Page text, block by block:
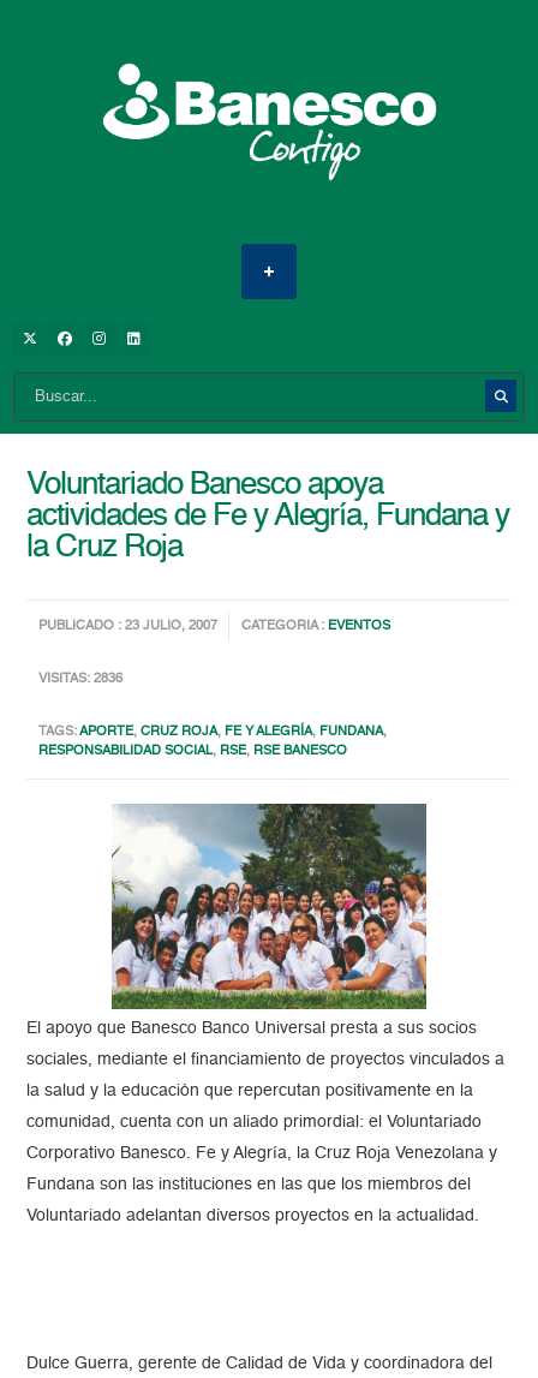
Voluntariado Banesco apoya
actividades de Fe y Alegría, Fundana y
la Cruz Roja
PUBLICADO : 23 JULIO, 2007 CATEGORIA : EVENTOS
VISITAS: 2836
TAGS:APORTE,CRUZ ROJA, FE Y ALEGRÍA, FUNDANA,
RESPONSABILIDAD SOCIAL, RSE, RSE BANESCO
El apoyo que Banesco Banco Universal presta a sus socios
sociales, mediante el financiamiento de proyectos vinculados a
la salud y la educación que repercutan positivamente en la
comunidad, cuenta con un aliado primordial: el Voluntariado
Corporativo Banesco. Fe y Alegría, la Cruz Roja Venezolana y
Fundana son las instituciones en las que los miembros del
Voluntariado adelantan diversos proyectos en la actualidad.
Dulce Guerra, gerente de Calidad de Vida y coordinadora del